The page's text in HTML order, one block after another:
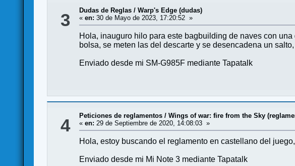
3 Dudas de Reglas /Warp's Edge (dudas)
«en: 30 de Mayo de 2023, 17:20:52 »
Hola, inauguro hilo para este bagbuilding de naves con
bolsa, se meten las del descarte y se desencadena un
Enviado desde mi SM-G985F mediante Tapatalk
4 Peticiones de reglamentos /Wings of war: fire from the Sky
«en: 29 de Septiembre de 2020, 14:08:03 »
Hola, estoy buscando el reglamento en castellano del
Enviado desde mi Mi Note 3 mediante Tapatalk